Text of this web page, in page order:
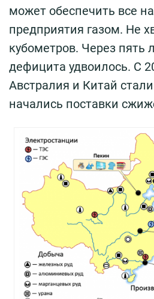
может обеспечить все
предприятия газом. Не
кубометров. Через пять
дефицита удвоилось. С
Австралия и Китай
начались поставки